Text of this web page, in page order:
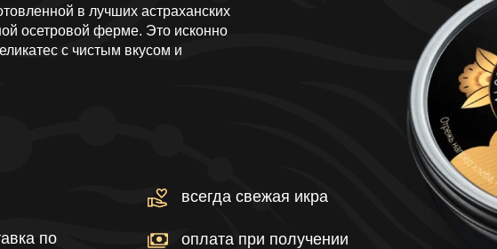
всегда свежая икра
в лучших астраханских
осетровой ферме. Это исконно
с чистым вкусом и
оплата при получении
по